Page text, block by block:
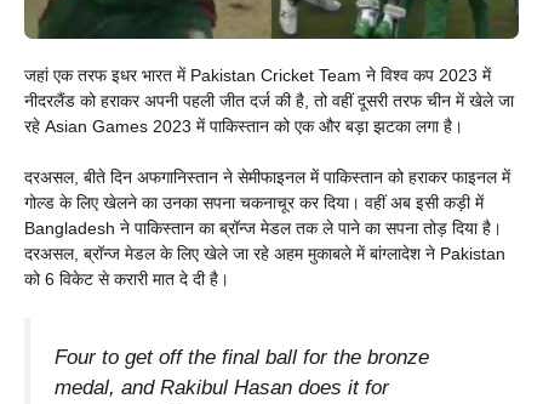
जहां एक तरफ इधर भारत में Pakistan Cricket Team ने विश्व कप 2023 में
नीदरलैंड को हराकर अपनी पहली जीत दर्ज की है, तो वहीं दूसरी तरफ चीन में खेले जा
रहे Asian Games 2023 में पाकिस्तान को एक और बड़ा झटका लगा है।
दरअसल, बीते दिन अफगानिस्तान ने सेमीफाइनल में पाकिस्तान को हराकर फाइनल में
गोल्ड के लिए खेलने का उनका सपना चकनाचूर कर दिया। वहीं अब इसी कड़ी में
Bangladesh ने पाकिस्तान का ब्रॉन्ज मेडल तक ले पाने का सपना तोड़ दिया है।
दरअसल, ब्रॉन्ज मेडल के लिए खेले जा रहे अहम मुकाबले में बांग्लादेश ने Pakistan
को 6 विकेट से करारी मात दे दी है।
Four to get off the final ball for the bronze
medal, and Rakibul Hasan does it for